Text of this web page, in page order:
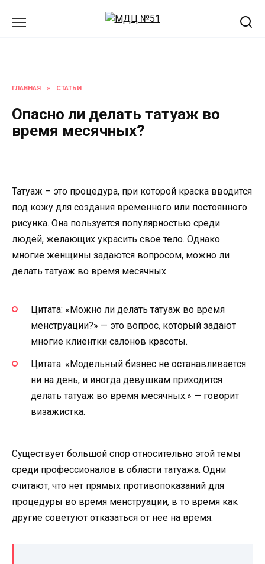
ГЛАВНАЯ » СТАТЬИ
Опасно ли делать татуаж во
время месячных?
Татуаж – это процедура, при которой краска вводится
под кожу для создания временного или постоянного
рисунка. Она пользуется популярностью среди
людей, желающих украсить свое тело. Однако
многие женщины задаются вопросом, можно ли
делать татуаж во время месячных.
Цитата: «Можно ли делать татуаж во время
менструации?» — это вопрос, который задают
многие клиентки салонов красоты.
Цитата: «Модельный бизнес не останавливается
ни на день, и иногда девушкам приходится
делать татуаж во время месячных.» — говорит
визажистка.
Существует большой спор относительно этой темы
среди профессионалов в области татуажа. Одни
считают, что нет прямых противопоказаний для
процедуры во время менструации, в то время как
другие советуют отказаться от нее на время.